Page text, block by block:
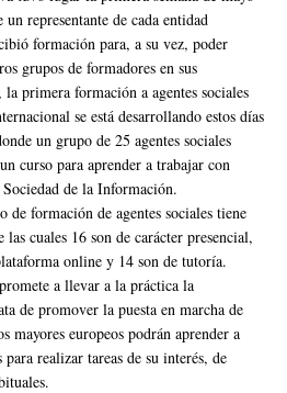
representante de cada entidad
formación para, a su vez, poder
grupos de formadores en sus
primera formación a agentes sociales
se está desarrollando estos días
un grupo de 25 agentes sociales
curso para aprender a trabajar con
de la Información.
formación de agentes sociales tiene
cuales 16 son de carácter presencial,
online y 14 son de tutoría.
a llevar a la práctica la
de promover la puesta en marcha de
mayores europeos podrán aprender a
realizar tareas de su interés, de